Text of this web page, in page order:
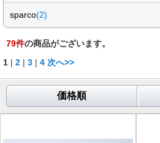
sparco(2)
79件の商品がございます。
1 | 2 | 3 | 4 次へ>>
価格順